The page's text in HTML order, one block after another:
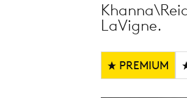
LaVigne.
PREMIUM